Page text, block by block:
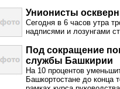
Унионисты
Сегодня в 6 часов утра
надписями и лозунгами
Под сокращение
службы Башкирии
На 10 процентов
Башкортостане до конца